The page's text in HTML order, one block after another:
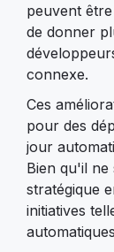
peuvent
de donner
connexe.
Ces
pour des
jour
Bien qu'il ne
stratégique
initiatives